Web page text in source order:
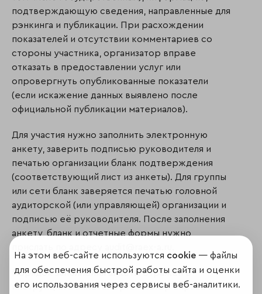
подтверждающую сведения, направ­ленные для
рэнкинга и публикации. При расхождении
показателей и отсутствии ком­ментариев со
стороны участника, организатор вправе
отказать в предоставлении услуг или
опровергнуть опубликованные показатели
(если искажение данных выявлено после
официальной публикации материалов).
Для участия нужно заполнить электронную
анкету, заверить подписью руководителя и
печатью организации бланк подтверждения
(соответствующий лист из анкеты). Для группы
или сети бланк заверяется печатью головной
аудиторской (или управляющей) организации и
подписью её руководителя. После заполнения
анкету, бланк и отчетные формы нужно
Порядок заполнения анкеты отражен в
инструкции к анкете. Организатор вправе не
На этом веб-сайте используются cookie — файлы
для обеспечения быстрой работы сайта и оценки
его использования через сервисы веб-аналитики.